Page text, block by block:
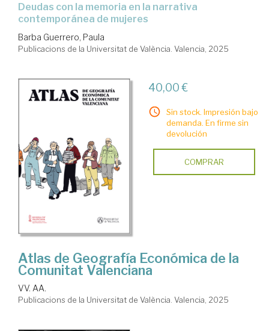
Deudas con la memoria en la narrativa
contemporánea de mujeres
Barba Guerrero, Paula
Publicacions de la Universitat de València. Valencia, 2025
40,00 €
Sin stock. Impresión bajo
demanda. En firme sin
devolución
COMPRAR
Atlas de Geografía Económica de la
Comunitat Valenciana
VV. AA.
Publicacions de la Universitat de València. Valencia, 2025